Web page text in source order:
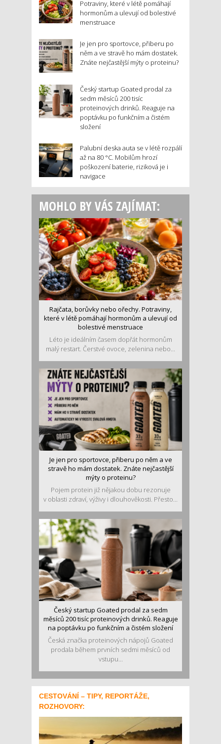
Potraviny, které v létě pomáhají
hormonům a ulevují od bolestivé
menstruace
Je jen pro sportovce, přiberu po
něm a ve stravě ho mám dostatek.
Znáte nejčastější mýty o proteinu?
Český startup Goated prodal za
sedm měsíců 200 tisíc
proteinových drinků. Reaguje na
poptávku po funkčním a čistém
složení
Palubní deska auta se v létě rozpálí
až na 80 °C. Mobilům hrozí
poškození baterie, riziková je i
navigace
MOHLO BY VÁS ZAJÍMAT:
Rajčata, borůvky nebo ořechy. Potraviny,
které v létě pomáhají hormonům a ulevují od
bolestivé menstruace
Léto je ideálním časem dopřát hormonům
malý restart. Čerstvé ovoce, zelenina nebo...
Je jen pro sportovce, přiberu po něm a ve
stravě ho mám dostatek. Znáte nejčastější
mýty o proteinu?
Pojem protein již nějakou dobu rezonuje
v oblasti zdraví, výživy i dlouhověkosti. Přesto...
Český startup Goated prodal za sedm
měsíců 200 tisíc proteinových drinků. Reaguje
na poptávku po funkčním a čistém složení
Česká značka proteinových nápojů Goated
prodala během prvních sedmi měsíců od
vstupu...
CESTOVÁNÍ – TIPY, REPORTÁŽE,
ROZHOVORY: